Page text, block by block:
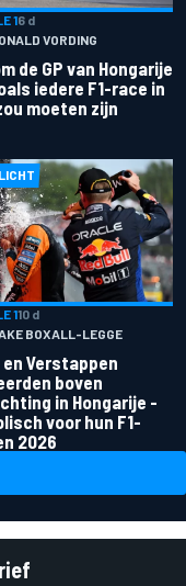
16 d
VORDING
de GP van Hongarije
iedere F1-race in
moeten zijn
110 d
BOXALL-LEGGE
Verstappen
boven
in Hongarije -
voor hun F1-
2026